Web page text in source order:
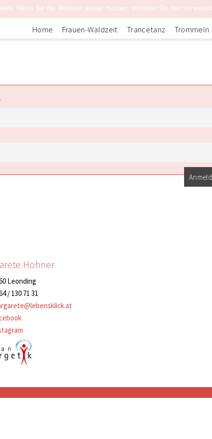
Home Frauen-Waldzeit Trancetanz Trommeln
Hohner
Leonding
/ 130 71 31
Wenn Sie die Website weiter nutzen, stimmen Sie der